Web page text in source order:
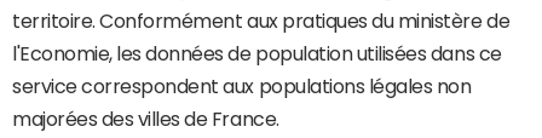
territoire. Conformément aux pratiques du ministère de
l'Economie, les données de population utilisées dans ce
service correspondent aux populations légales non
majorées des villes de France.